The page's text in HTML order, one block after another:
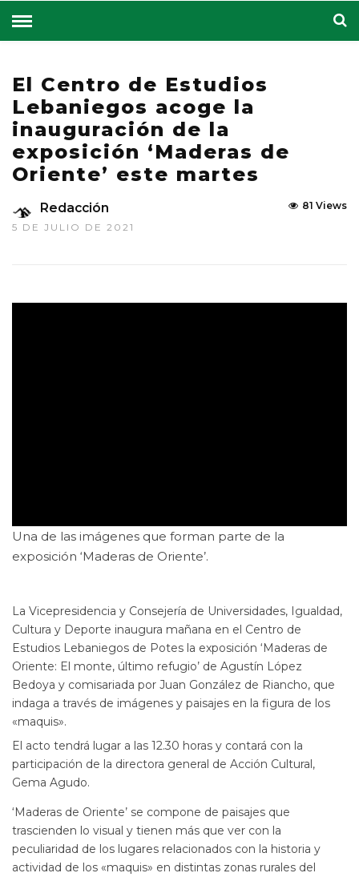
El Centro de Estudios
Lebaniegos acoge la
inauguración de la
exposición ‘Maderas de
Oriente’ este martes
Redacción
5 DE JULIO DE 2021
81 Views
Una de las imágenes que forman parte de la
exposición ‘Maderas de Oriente’.
La Vicepresidencia y Consejería de Universidades, Igualdad,
Cultura y Deporte inaugura mañana en el Centro de
Estudios Lebaniegos de Potes la exposición ‘Maderas de
Oriente: El monte, último refugio’ de Agustín López
Bedoya y comisariada por Juan González de Riancho, que
indaga a través de imágenes y paisajes en la figura de los
«maquis».
El acto tendrá lugar a las 12.30 horas y contará con la
participación de la directora general de Acción Cultural,
Gema Agudo.
‘Maderas de Oriente’ se compone de paisajes que
trascienden lo visual y tienen más que ver con la
peculiaridad de los lugares relacionados con la historia y
actividad de los «maquis» en distintas zonas rurales del